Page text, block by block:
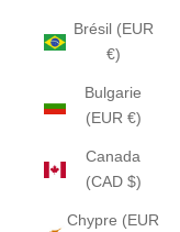
Brésil (EUR
€)
Bulgarie
(EUR €)
Canada
(CAD $)
Chypre (EUR